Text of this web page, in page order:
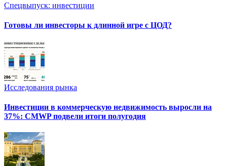
Спецвыпуск: инвестиции
Готовы ли инвесторы к длинной игре с ЦОД?
Исследования рынка
Инвестиции в коммерческую недвижимость выросли на
37%: CMWP подвели итоги полугодия